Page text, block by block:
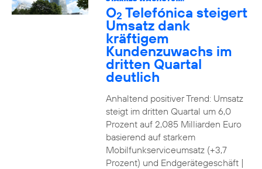
O2 Telefónica steigert
Umsatz dank
kräftigem
Kundenzuwachs im
dritten Quartal
deutlich
Anhaltend positiver Trend: Umsatz
steigt im dritten Quartal um 6,0
Prozent auf 2,085 Milliarden Euro
basierend auf starkem
Mobilfunkserviceumsatz (+3,7
Prozent) und Endgerätegeschäft |